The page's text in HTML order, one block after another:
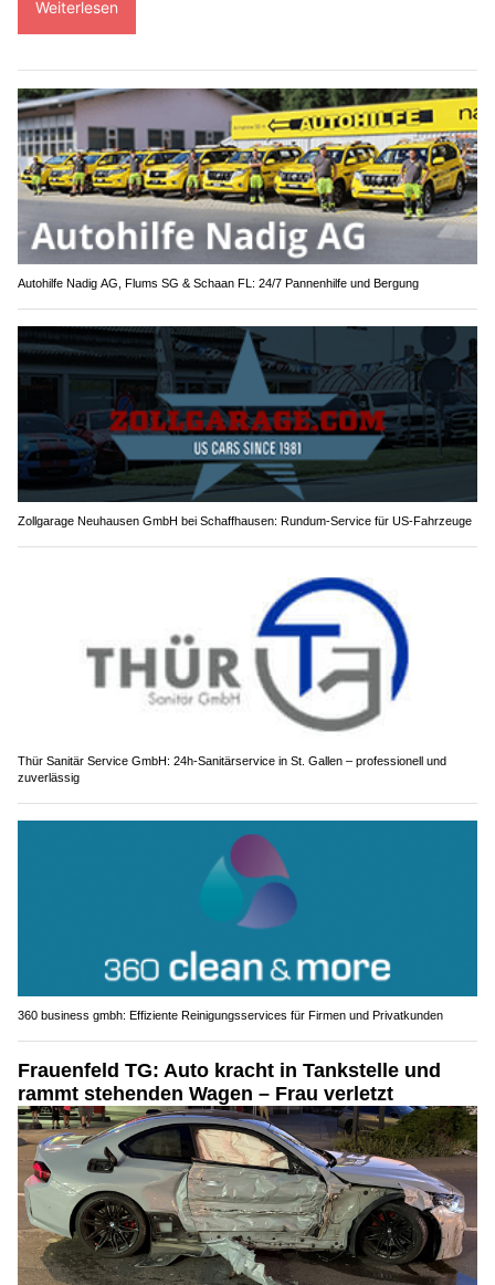
Weiterlesen
Autohilfe Nadig AG, Flums SG & Schaan FL: 24/7 Pannenhilfe und Bergung
Zollgarage Neuhausen GmbH bei Schaffhausen: Rundum-Service für US-Fahrzeuge
Thür Sanitär Service GmbH: 24h-Sanitärservice in St. Gallen – professionell und
zuverlässig
360 business gmbh: Effiziente Reinigungsservices für Firmen und Privatkunden
Frauenfeld TG: Auto kracht in Tankstelle und
rammt stehenden Wagen – Frau verletzt